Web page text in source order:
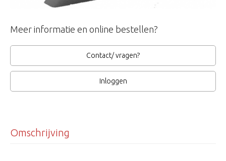
Meer informatie en online bestellen?
Contact/ vragen?
Inloggen
Omschrijving